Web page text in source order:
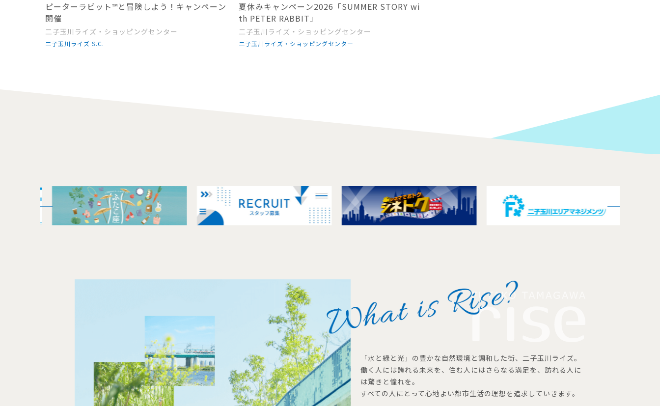
ピーターラビット™と冒険しよう！キャンペーン
開催
二子玉川ライズ・ショッピングセンター
二子玉川ライズ S.C.
夏休みキャンペーン2026「SUMMER STORY wi
th PETER RABBIT」
二子玉川ライズ・ショッピングセンター
二子玉川ライズ・ショッピングセンター
「水と緑と光」の豊かな自然環境と調和した街、二子玉川ライズ。
働く人には誇れる未来を、住む人にはさらなる満足を、訪れる人に
は驚きと憧れを。
すべての人にとって心地よい都市生活の理想を追求していきます。